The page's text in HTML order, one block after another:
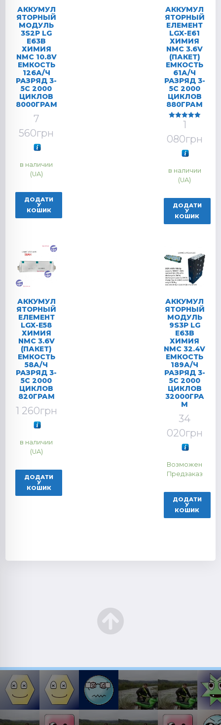
АККУМУЛ
ЯТОРНЫЙ
МОДУЛЬ
3S2P LG
E63B
ХИМИЯ
NMC 10.8V
ЕМКОСТЬ
126А/Ч
РАЗРЯД 3-
5C 2000
ЦИКЛОВ
8000ГРАМ
7
560грн
в наличии
(UA)
ДОДАТИ
У
КОШИК
АККУМУЛ
ЯТОРНЫЙ
ЕЛЕМЕНТ
LGX-E61
ХИМИЯ
NMC 3.6V
(ПАКЕТ)
ЕМКОСТЬ
61А/Ч
РАЗРЯД 3-
5C 2000
ЦИКЛОВ
880ГРАМ
5.00
з 5
1
080грн
в наличии
(UA)
ДОДАТИ
У
КОШИК
АККУМУЛ
ЯТОРНЫЙ
ЕЛЕМЕНТ
LGX-E58
ХИМИЯ
NMC 3.6V
(ПАКЕТ)
ЕМКОСТЬ
58А/Ч
РАЗРЯД 3-
5C 2000
ЦИКЛОВ
820ГРАМ
1 260грн
в наличии
(UA)
ДОДАТИ
У
КОШИК
АККУМУЛ
ЯТОРНЫЙ
МОДУЛЬ
9S3P LG
E63B
ХИМИЯ
NMC 32.4V
ЕМКОСТЬ
189А/Ч
РАЗРЯД 3-
5C 2000
ЦИКЛОВ
32000ГРА
М
34
020грн
Возможен
Предзаказ
ДОДАТИ
У
КОШИК